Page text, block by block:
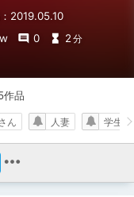
2019.05.10
0 2 分
作品
ん 人妻 学生